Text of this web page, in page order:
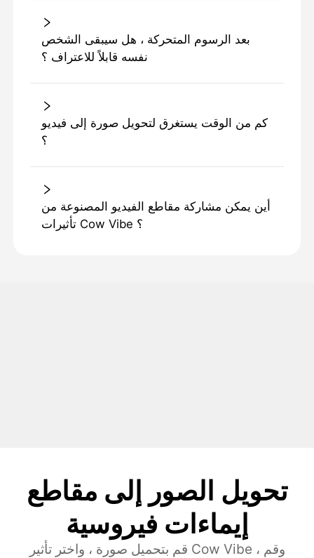
بعد الرسوم المتحركة ، هل سيبقى الشخص
نفسه قابلاً للاعتراف ؟
كم من الوقت يستغرق لتحويل صورة إلى فيديو
؟
أين يمكن مشاركة مقاطع الفيديو المصنوعة من
تأثيرات Cow Vibe ؟
تحويل الصور إلى مقاطع
إيماءات فيروسية
قم بتحميل صورة ، واختر تأثير Cow Vibe ، وقم